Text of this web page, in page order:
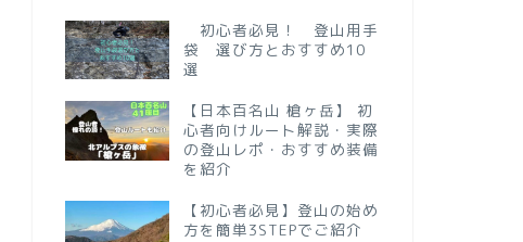
初心者必見！ 登山用手
袋 選び方とおすすめ10
選
【日本百名山 槍ヶ岳】 初
心者向けルート解説・実際
の登山レポ・おすすめ装備
を紹介
【初心者必見】登山の始め
方を簡単3STEPでご紹介